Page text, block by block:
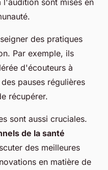
l'audition sont mises en
des pratiques
Par exemple, ils
d'écouteurs à
pauses régulières
récupérer.
sont aussi cruciales.
de la santé
des meilleures
en matière de